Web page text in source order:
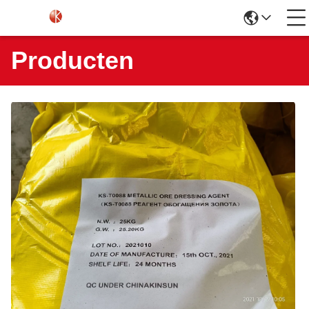
Producten